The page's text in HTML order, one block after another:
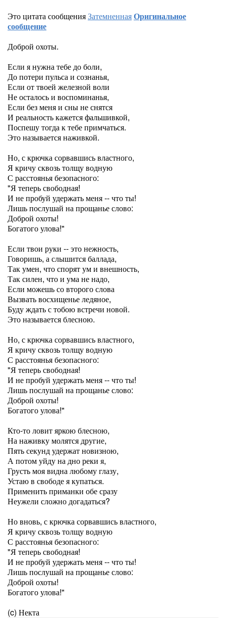
Это цитата сообщенияЗатемненнаяОригинальное
сообщение
Доброй охоты.
Если я нужна тебе до боли,
До потери пульса и сознанья,
Если от твоей железной воли
Не осталось и воспоминанья,
Если без меня и сны не снятся
И реальность кажется фальшивкой,
Поспешу тогда к тебе примчаться.
Это называется наживкой.
Но, с крючка сорвавшись властного,
Я кричу сквозь толщу водную
С расстоянья безопасного:
"Я теперь свободная!
И не пробуй удержать меня -- что ты!
Лишь послушай на прощанье слово:
Доброй охоты!
Богатого улова!"
Если твои руки -- это нежность,
Говоришь, а слышится баллада,
Так умен, что спорят ум и внешность,
Так силен, что и ума не надо,
Если можешь со второго слова
Вызвать восхищенье ледяное,
Буду ждать с тобою встречи новой.
Это называется блесною.
Но, с крючка сорвавшись властного,
Я кричу сквозь толщу водную
С расстоянья безопасного:
"Я теперь свободная!
И не пробуй удержать меня -- что ты!
Лишь послушай на прощанье слово:
Доброй охоты!
Богатого улова!"
Кто-то ловит яркою блесною,
На наживку молятся другие,
Пять секунд удержат новизною,
А потом уйду на дно реки я,
Грусть моя видна любому глазу,
Устаю в свободе я купаться.
Применить приманки обе сразу
Неужели сложно догадаться?
Но вновь, с крючка сорвавшись властного,
Я кричу сквозь толщу водную
С расстоянья безопасного:
"Я теперь свободная!
И не пробуй удержать меня -- что ты!
Лишь послушай на прощанье слово:
Доброй охоты!
Богатого улова!"
(c) Некта